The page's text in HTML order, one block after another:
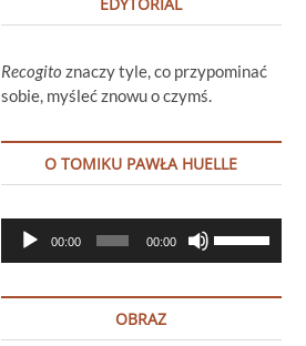
Recogito znaczy tyle, co przypominać
sobie, myśleć znowu o czymś.
O TOMIKU PAWŁA HUELLE
Odtwarzacz
plików
00:00 00:00
góry
OBRAZ